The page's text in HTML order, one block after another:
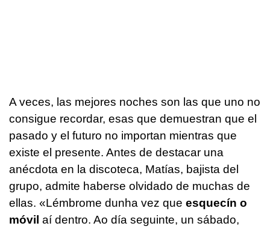
A veces, las mejores noches son las que uno no
consigue recordar, esas que demuestran que el
pasado y el futuro no importan mientras que
existe el presente. Antes de destacar una
anécdota en la discoteca, Matías, bajista del
grupo, admite haberse olvidado de muchas de
ellas. «Lémbrome dunha vez que esquecín o
móvil aí dentro. Ao día seguinte, un sábado,